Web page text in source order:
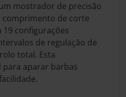
mostrador de precisão
de corte
19 configurações
de regulação de
total. Esta
aparar barbas